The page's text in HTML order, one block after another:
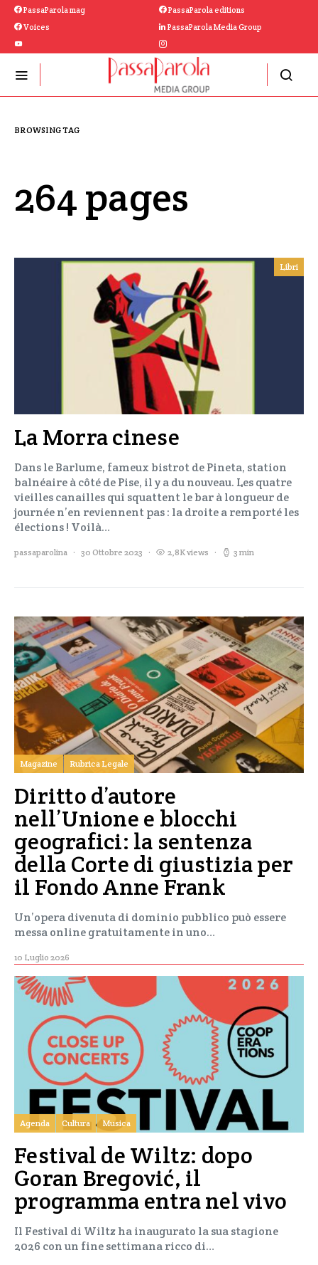
PassaParola mag
PassaParola editions
Voices
PassaParola Media Group
BROWSING TAG
264 pages
Libri
La Morra cinese
Dans le Barlume, fameux bistrot de Pineta, station
balnéaire à côté de Pise, il y a du nouveau. Les quatre
vieilles canailles qui squattent le bar à longueur de
journée n’en reviennent pas : la droite a remporté les
élections ! Voilà…
passaparolina 30 Ottobre 2023 2,8K views 3 min
Magazine Rubrica Legale
Diritto d’autore
nell’Unione e blocchi
geografici: la sentenza
della Corte di giustizia per
il Fondo Anne Frank
Un’opera divenuta di dominio pubblico può essere
messa online gratuitamente in uno…
10 Luglio 2026
Agenda Cultura Musica
Festival de Wiltz: dopo
Goran Bregović, il
programma entra nel vivo
Il Festival di Wiltz ha inaugurato la sua stagione
2026 con un fine settimana ricco di…